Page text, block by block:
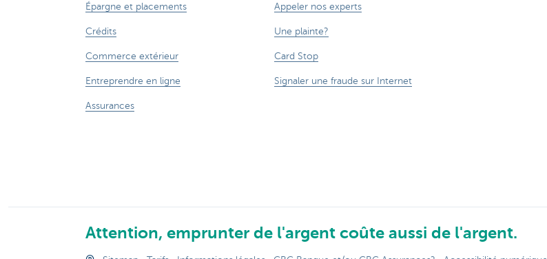
Épargne et placements
Crédits
Commerce extérieur
Entreprendre en ligne
Assurances
Appeler nos experts
Une plainte?
Card Stop
Signaler une fraude sur Internet
Attention, emprunter de l'argent coûte aussi de l'argent.